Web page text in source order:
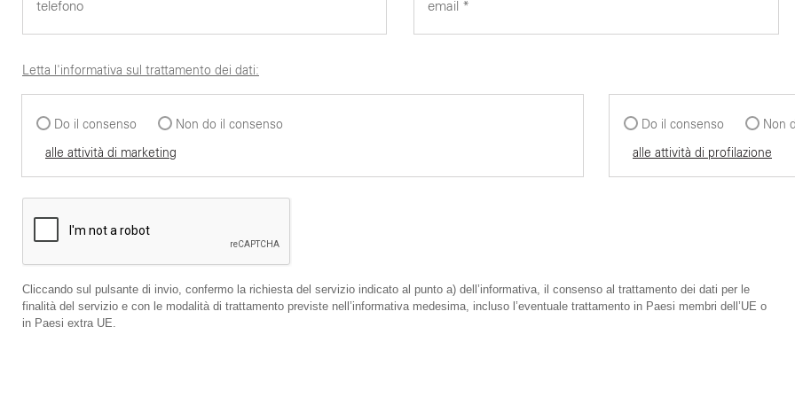
Letta l'informativa sul trattamento dei dati:
Do il consenso
Non do il consenso
alle attività di marketing
Do il consenso
Non
alle attività di profilazione
Cliccando sul pulsante di invio, confermo la richiesta del servizio indicato al punto a) dell’informativa, il consenso al trattamento dei dati per le
finalità del servizio e con le modalità di trattamento previste nell’informativa medesima, incluso l’eventuale trattamento in Paesi membri dell’UE o
in Paesi extra UE.